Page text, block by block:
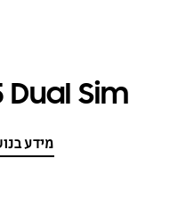
Sim
מידע